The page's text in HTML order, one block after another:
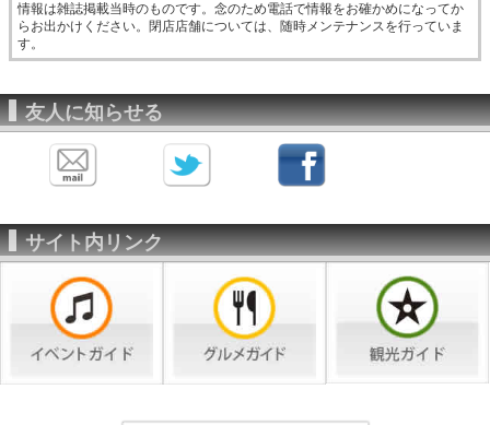
情報は雑誌掲載当時のものです。念のため電話で情報をお確かめになってか
らお出かけください。閉店店舗については、随時メンテナンスを行っていま
す。
友人に知らせる
サイト内リンク